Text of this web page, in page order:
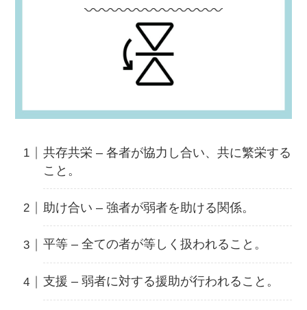
共存共栄 – 各者が協力し合い、共に繁栄する
こと。
助け合い – 強者が弱者を助ける関係。
平等 – 全ての者が等しく扱われること。
支援 – 弱者に対する援助が行われること。